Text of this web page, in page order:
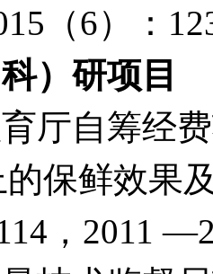
（6）：
）研项目
厅自筹经
保鲜效果
，2011